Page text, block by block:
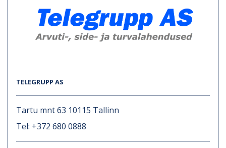
TELEGRUPP AS
Tartu mnt 63 10115 Tallinn
Tel: +372 680 0888